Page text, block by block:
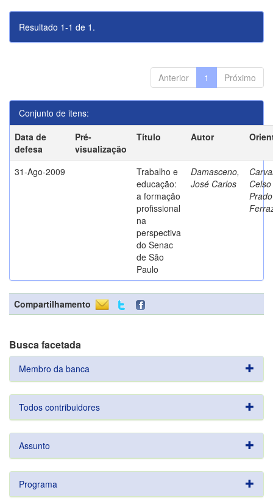
Resultado 1-1 de 1.
Anterior 1 Próximo
Conjunto de itens:
Data de
defesa
Pré-
visualização
Título Autor
31-Ago-2009
Trabalho e
educação:
a formação
profissional
na
perspectiva
do Senac
de São
Paulo
Damasceno,
José Carlos
Prado
Compartilhamento
Busca facetada
Membro da banca
Todos contribuidores
Assunto
Programa